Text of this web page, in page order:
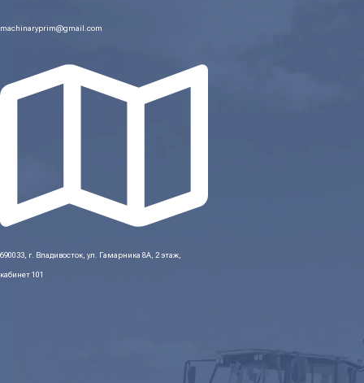
machinaryprim@gmail.com
690033, г. Владивосток, ул. Гамарника 8А, 2 этаж,
кабинет 101